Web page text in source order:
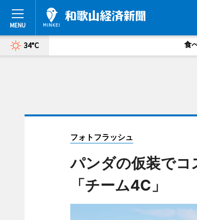
34°C 食
フォトフラッシュ
パンダの仮装でコ
「チーム4C」